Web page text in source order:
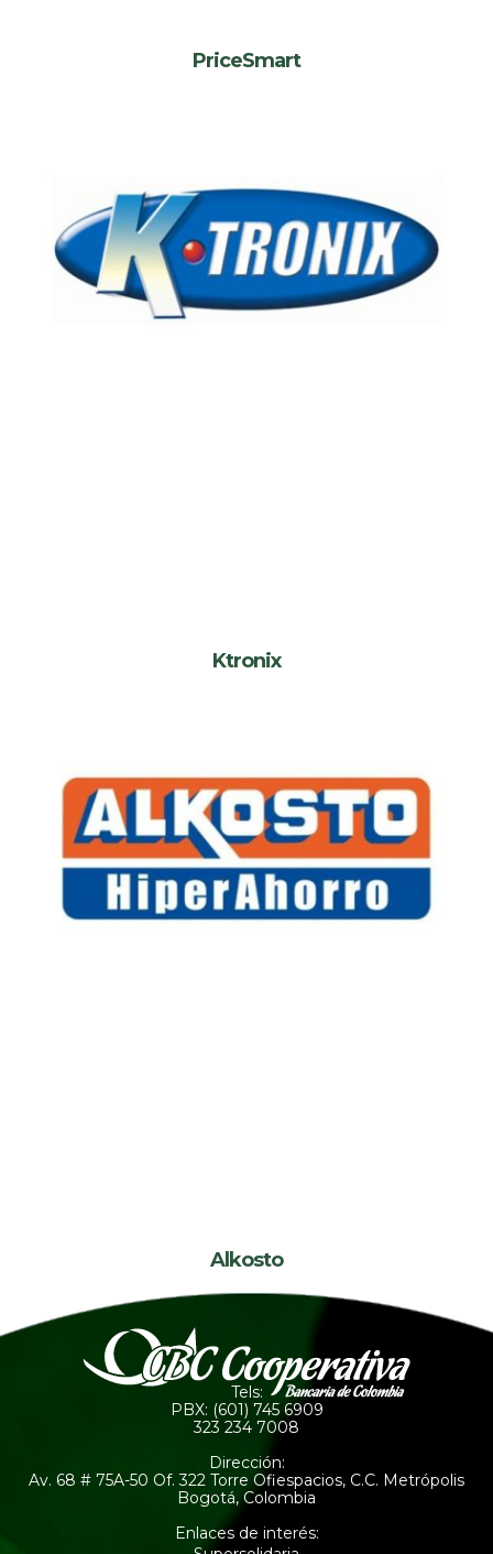
PriceSmart
Ktronix
Alkosto
Tels:
PBX: (601) 745 6909
323 234 7008
Dirección:
Av. 68 # 75A-50 Of. 322 Torre Ofiespacios, C.C. Metrópolis
Bogotá, Colombia
Enlaces de interés: